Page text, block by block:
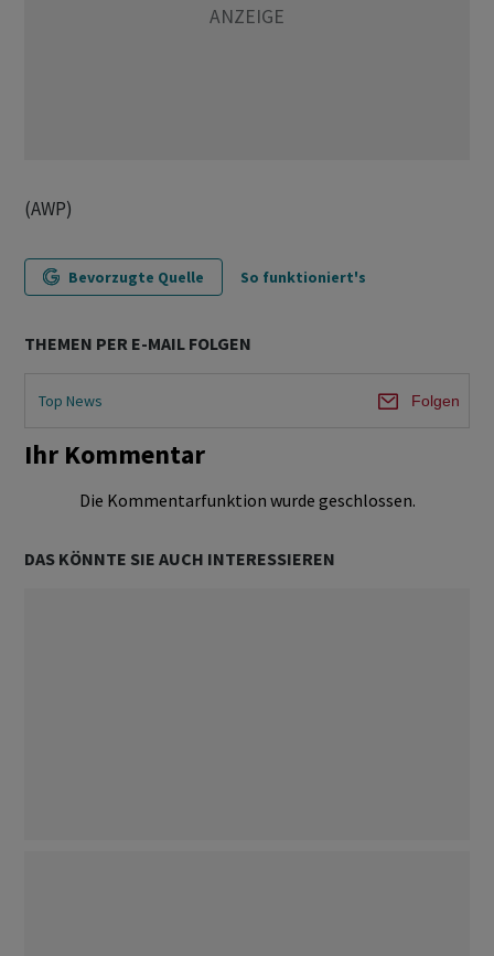
(AWP)
Bevorzugte Quelle So funktioniert's
THEMEN PER E-MAIL FOLGEN
Top News Folgen
Ihr Kommentar
Die Kommentarfunktion wurde geschlossen.
DAS KÖNNTE SIE AUCH INTERESSIEREN